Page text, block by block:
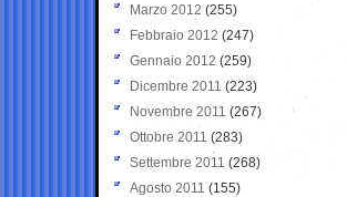
Marzo 2012 (255)
Febbraio 2012 (247)
Gennaio 2012 (259)
Dicembre 2011 (223)
Novembre 2011 (267)
Ottobre 2011 (283)
Settembre 2011 (268)
Agosto 2011 (155)